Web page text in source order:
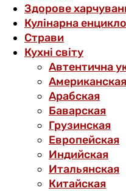
Здорове
Кулінарна
Страви
Кухні світу
Автентична
Американская
Арабская
Баварская
Грузинская
Европейская
Индийская
Итальянская
Китайская